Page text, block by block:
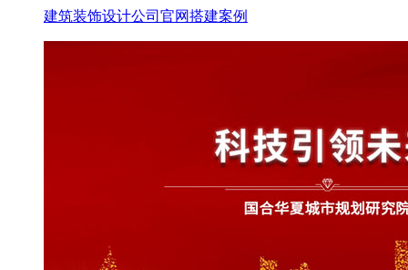
建筑装饰设计公司官网搭建案例